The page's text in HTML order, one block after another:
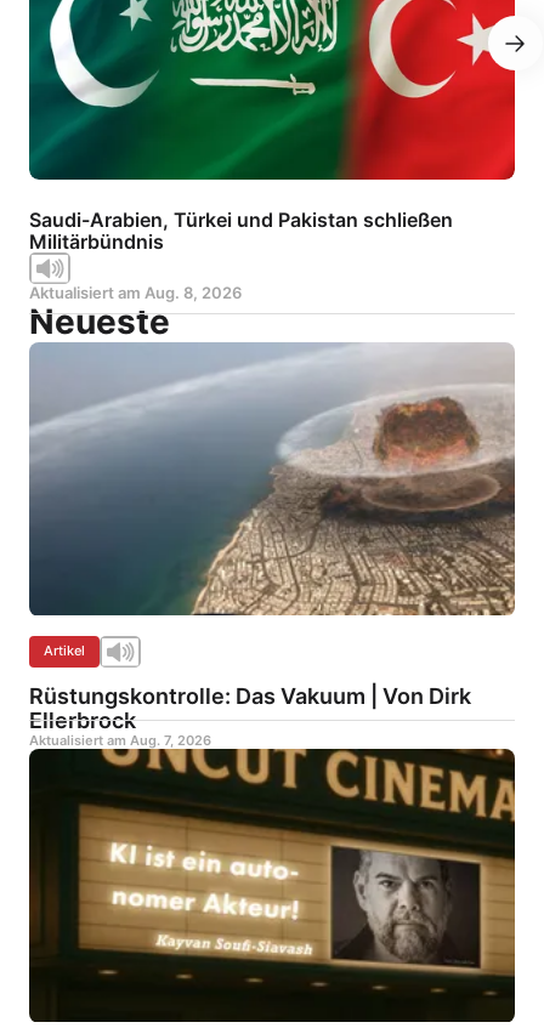
Saudi-Arabien, Türkei und Pakistan schließen
Militärbündnis
Aktualisiert am Aug. 8, 2026
Neueste
Artikel
Rüstungskontrolle: Das Vakuum | Von Dirk
Ellerbrock
Aktualisiert am Aug. 7, 2026